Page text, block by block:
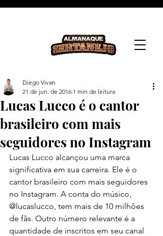
Lucas Lucco é o cantor
brasileiro com mais
seguidores no Instagram
Diego Vivan
21 de jun. de 2016 1 min de leitura
Lucas Lucco alcançou uma marca
significativa em sua carreira. Ele é o
cantor brasileiro com mais seguidores
no Instagram. A conta do músico,
@lucaslucco, tem mais de 10 milhões
de fãs. Outro número relevante é a
quantidade de inscritos em seu canal